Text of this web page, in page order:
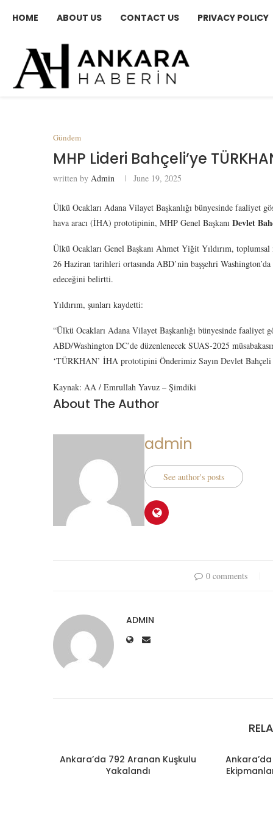
HOME ABOUT US CONTACT US PRIVACY POLICY
Gündem
MHP Lideri Bahçeli’ye
written by Admin June 19, 2025
Ülkü Ocakları Adana Vilayet Başkanlığı bünyesinde faaliyet
hava aracı (İHA) prototipinin, MHP Genel Başkanı Devlet
Ülkü Ocakları Genel Başkanı Ahmet Yiğit Yıldırım,
26 Haziran tarihleri ortasında ABD’nin başşehri
edeceğini belirtti.
Yıldırım, şunları kaydetti:
“Ülkü Ocakları Adana Vilayet Başkanlığı bünyesinde
ABD/Washington DC’de düzenlenecek SUAS-2025
‘TÜRKHAN’ İHA prototipini Önderimiz Sayın Devlet
Kaynak: AA / Emrullah Yavuz – Şimdiki
About The Author
admin
See author's posts
0 comments
ADMIN
Ankara’da 792 Aranan Kuşkulu
Yakalandı
Ankara’da